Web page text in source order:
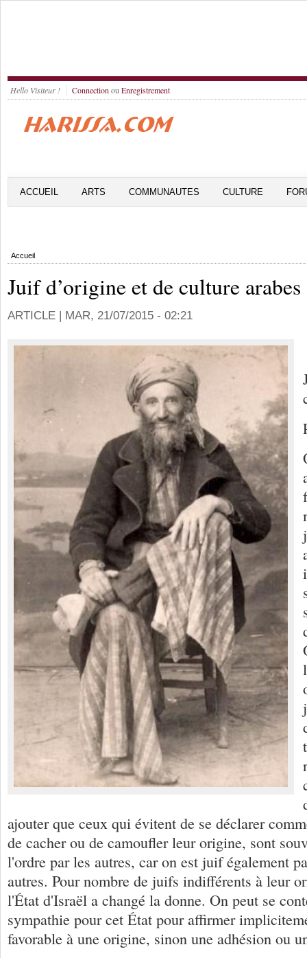
Hello Visiteur ! Connection ou Enregistrement
ACCUEIL ARTS COMMUNAUTES CULTURE
Accueil
Juif d’origine et de culture arabes
ARTICLE | MAR, 21/07/2015 - 02:21
ajouter que ceux qui évitent de se déclarer
de cacher ou de camoufler leur origine, sont
l'ordre par les autres, car on est juif également
autres. Pour nombre de juifs indifférents à leur
l'État d'Israël a changé la donne. On peut se
sympathie pour cet État pour affirmer
favorable à une origine, sinon une adhésion ou